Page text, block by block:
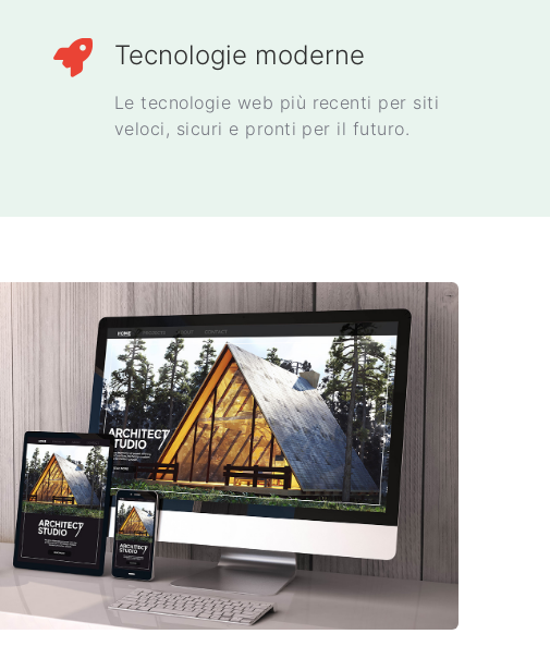
Tecnologie moderne
Le tecnologie web più recenti per siti
veloci, sicuri e pronti per il futuro.